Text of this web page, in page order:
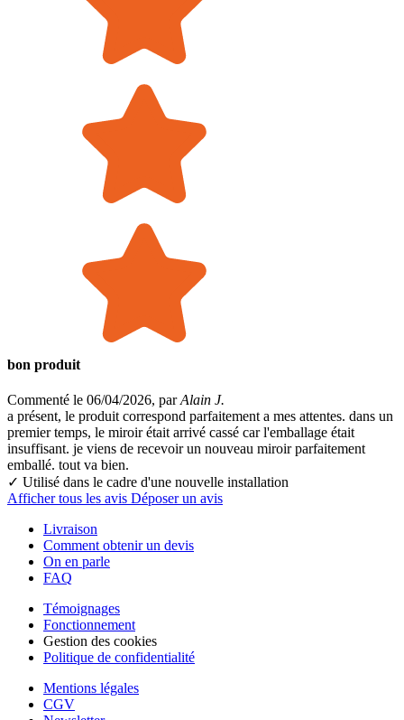
bon produit
Commenté le 06/04/2026, parAlain J.
a présent, le produit correspond parfaitement a mes attentes. dans un
premier temps, le miroir était arrivé cassé car l'emballage était
insuffisant. je viens de recevoir un nouveau miroir parfaitement
emballé. tout va bien.
✓ Utilisé dans le cadre d'une nouvelle installation
Afficher tous les avis Déposer un avis
Livraison
Comment obtenir un devis
On en parle
FAQ
Témoignages
Fonctionnement
Gestion des cookies
Politique de confidentialité
Mentions légales
CGV